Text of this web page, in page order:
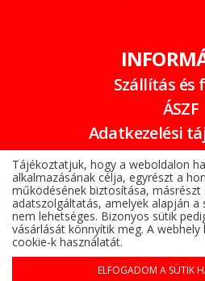
Szállítás és
ÁSZF
Adatkezelési
Online elállási
Tájékoztatjuk, hogy a weboldalon
alkalmazásának célja, egyrészt a
működésének biztosítása, másrészt
adatszolgáltatás, amelyek alapján a
nem lehetséges. Bizonyos sütik
vásárlását könnyítik meg. A
cookie-k használatát.
ELFOGADOM A SÜTIK